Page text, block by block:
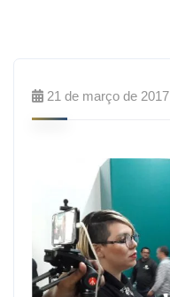
21 de março de 2017